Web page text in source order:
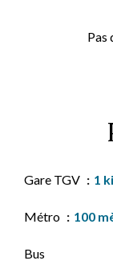
Pas
Gare TGV 1
Métro 100
Bus